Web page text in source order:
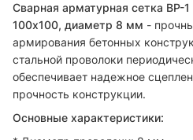
Сварная арматурная сетка ВР-
100х100, диаметр 8 мм -
армирования бетонных
стальной проволоки
обеспечивает надежное
прочность конструкции.
Основные характеристики: